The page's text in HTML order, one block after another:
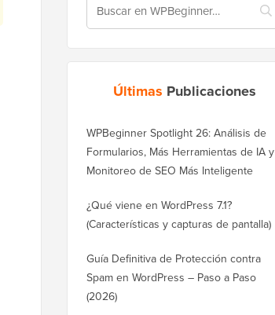
Últimas Publicaciones
WPBeginner Spotlight 26: Análisis de
Formularios, Más Herramientas de IA y
Monitoreo de SEO Más Inteligente
¿Qué viene en WordPress 7.1?
(Características y capturas de pantalla)
Guía Definitiva de Protección contra
Spam en WordPress – Paso a Paso
(2026)